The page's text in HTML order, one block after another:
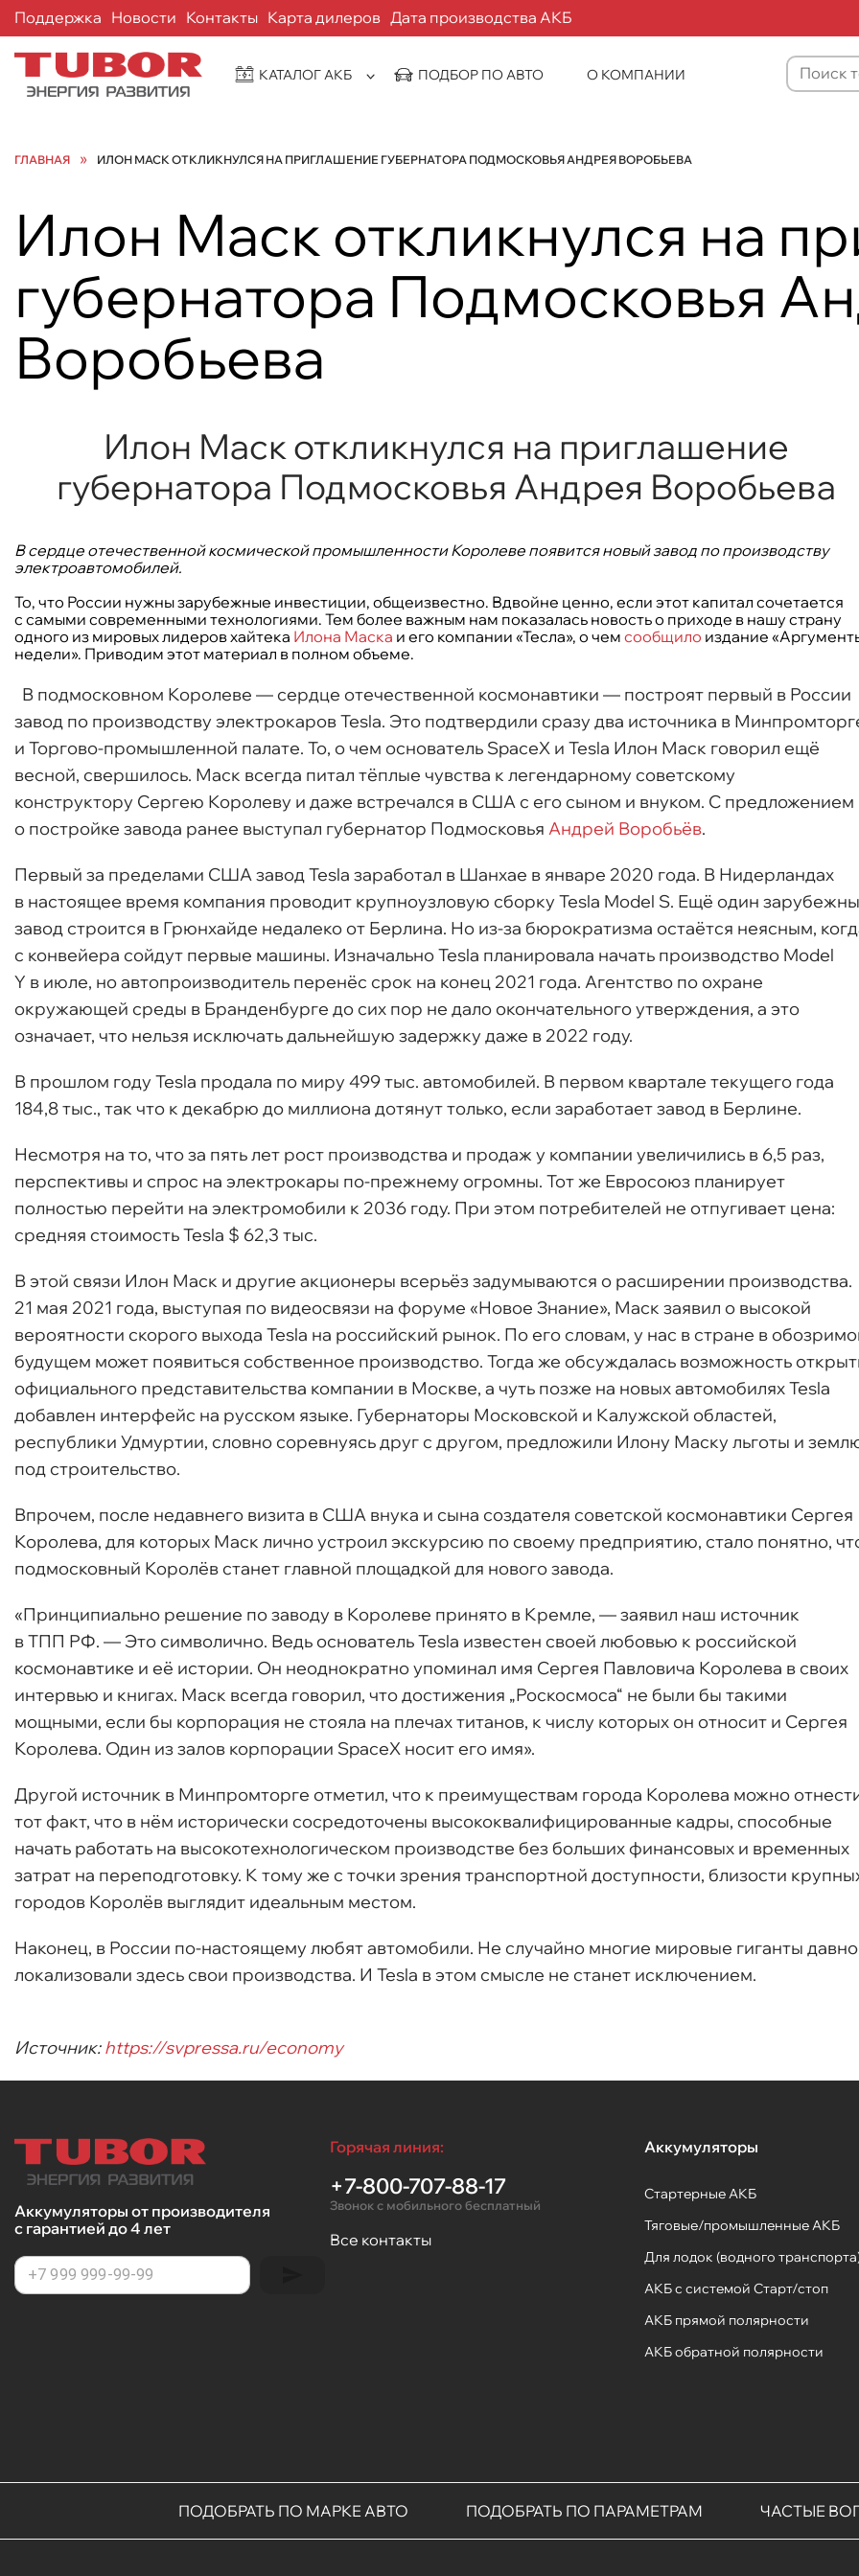
Поддержка Новости Контакты Карта дилеров Дата производства АКБ
КАТАЛОГ АКБ ПОДБОР ПО АВТО О КОМПАНИИ
ГЛАВНАЯ » ИЛОН МАСК ОТКЛИКНУЛСЯ НА ПРИГЛАШЕНИЕ ГУБЕРНАТОРА ПОДМОСКОВЬЯ АНДРЕЯ ВОРОБЬЕВА
Илон Маск откликнулся на
губернатора Подмосковья
Воробьева
Илон Маск откликнулся на приглашение
губернатора Подмосковья Андрея Воробьева
В сердце отечественной космической промышленности Королеве появится новый завод по производству
электроавтомобилей.
То, что России нужны зарубежные инвестиции, общеизвестно. Вдвойне ценно, если этот капитал сочетается
с самыми современными технологиями. Тем более важным нам показалась новость о приходе в нашу страну
одного из мировых лидеров хайтека Илона Маска и его компании «Тесла», о чем сообщило издание
недели». Приводим этот материал в полном объеме.
В подмосковном Королеве — сердце отечественной космонавтики — построят первый в России
завод по производству электрокаров Tesla. Это подтвердили сразу два источника в
и Торгово-промышленной палате. То, о чем основатель SpaceX и Tesla Илон Маск говорил ещё
весной, свершилось. Маск всегда питал тёплые чувства к легендарному советскому
конструктору Сергею Королеву и даже встречался в США с его сыном и внуком. С предложением
о постройке завода ранее выступал губернатор Подмосковья Андрей Воробьёв.
Первый за пределами США завод Tesla заработал в Шанхае в январе 2020 года. В Нидерландах
в настоящее время компания проводит крупноузловую сборку Tesla Model S. Ещё один
завод строится в Грюнхайде недалеко от Берлина. Но из-за бюрократизма остаётся неясным,
с конвейера сойдут первые машины. Изначально Tesla планировала начать производство Model
Y в июле, но автопроизводитель перенёс срок на конец 2021 года. Агентство по охране
окружающей среды в Бранденбурге до сих пор не дало окончательного утверждения, а это
означает, что нельзя исключать дальнейшую задержку даже в 2022 году.
В прошлом году Tesla продала по миру 499 тыс. автомобилей. В первом квартале текущего года
184,8 тыс., так что к декабрю до миллиона дотянут только, если заработает завод в Берлине.
Несмотря на то, что за пять лет рост производства и продаж у компании увеличились в 6,5 раз,
перспективы и спрос на электрокары по-прежнему огромны. Тот же Евросоюз планирует
полностью перейти на электромобили к 2036 году. При этом потребителей не отпугивает цена:
средняя стоимость Tesla $ 62,3 тыс.
В этой связи Илон Маск и другие акционеры всерьёз задумываются о расширении производства.
21 мая 2021 года, выступая по видеосвязи на форуме «Новое Знание», Маск заявил о высокой
вероятности скорого выхода Tesla на российский рынок. По его словам, у нас в стране в
будущем может появиться собственное производство. Тогда же обсуждалась возможность
официального представительства компании в Москве, а чуть позже на новых автомобилях Tesla
добавлен интерфейс на русском языке. Губернаторы Московской и Калужской областей,
республики Удмуртии, словно соревнуясь друг с другом, предложили Илону Маску льготы и
под строительство.
Впрочем, после недавнего визита в США внука и сына создателя советской космонавтики Сергея
Королева, для которых Маск лично устроил экскурсию по своему предприятию, стало понятно,
подмосковный Королёв станет главной площадкой для нового завода.
«Принципиально решение по заводу в Королеве принято в Кремле, — заявил наш источник
в ТПП РФ. — Это символично. Ведь основатель Tesla известен своей любовью к российской
космонавтике и её истории. Он неоднократно упоминал имя Сергея Павловича Королева в своих
интервью и книгах. Маск всегда говорил, что достижения „Роскосмоса“ не были бы такими
мощными, если бы корпорация не стояла на плечах титанов, к числу которых он относит и Сергея
Королева. Один из залов корпорации SpaceX носит его имя».
Другой источник в Минпромторге отметил, что к преимуществам города Королева можно
тот факт, что в нём исторически сосредоточены высококвалифицированные кадры, способные
начать работать на высокотехнологическом производстве без больших финансовых и временных
затрат на переподготовку. К тому же с точки зрения транспортной доступности, близости
городов Королёв выглядит идеальным местом.
Наконец, в России по-настоящему любят автомобили. Не случайно многие мировые гиганты давно
локализовали здесь свои производства. И Tesla в этом смысле не станет исключением.
Источник:https://svpressa.ru/economy
Аккумуляторы от производителя
с гарантией до 4 лет
Горячая линия:
+7-800-707-88-17
Звонок с мобильного бесплатный
Все контакты
Аккумуляторы
Стартерные АКБ
Тяговые/промышленные АКБ
Для лодок (водного
АКБ с системой Старт/стоп
АКБ прямой полярности
АКБ обратной полярности
ПОДОБРАТЬ ПО МАРКЕ АВТО ПОДОБРАТЬ ПО ПАРАМЕТРАМ ЧАСТЫЕ